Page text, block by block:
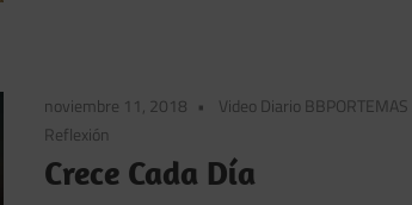
noviembre 11, 2018 Video Diario BBPORTEMAS
Reflexión
Crece Cada Día